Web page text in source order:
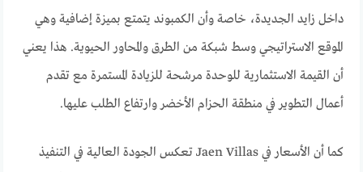
داخل زايد الجديدة، خاصة وأن الكمبوند يتمتع بميزة إضافية وهي
الموقع الاستراتيجي وسط شبكة من الطرق والمحاور الحيوية. هذا يعني
أن القيمة الاستثمارية للوحدة مرشحة للزيادة المستمرة مع تقدم
أعمال التطوير في منطقة الحزام الأخضر وارتفاع الطلب عليها.
كما أن الأسعار في Jaen Villas تعكس الجودة العالية في التنفيذ